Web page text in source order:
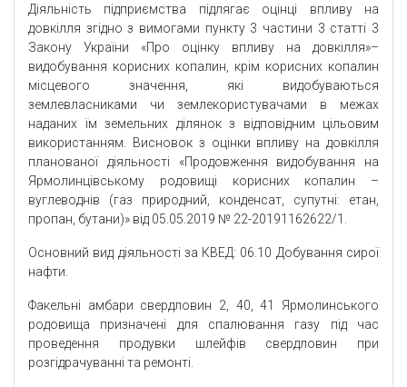
Діяльність підприємства підлягає оцінці впливу на
довкілля згідно з вимогами пункту 3 частини 3 статті 3
Закону України «Про оцінку впливу на довкілля»–
видобування корисних копалин, крім корисних копалин
місцевого значення, які видобуваються
землевласниками чи землекористувачами в межах
наданих їм земельних ділянок з відповідним цільовим
використанням. Висновок з оцінки впливу на довкілля
планованої діяльності «Продовження видобування на
Ярмолинцівському родовищі корисних копалин –
вуглеводнів (газ природний, конденсат, супутні: етан,
пропан, бутани)» від 05.05.2019 № 22-20191162622/1.
Основний вид діяльності за КВЕД: 06.10 Добування сирої
нафти.
Факельні амбари свердловин 2, 40, 41 Ярмолинського
родовища призначені для спалювання газу під час
проведення продувки шлейфів свердловин при
розгідрачуванні та ремонті.